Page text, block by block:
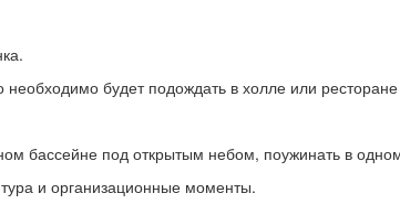
будет подождать в холле или ресторане
бассейне под открытым небом, поужинать в
и организационные моменты.